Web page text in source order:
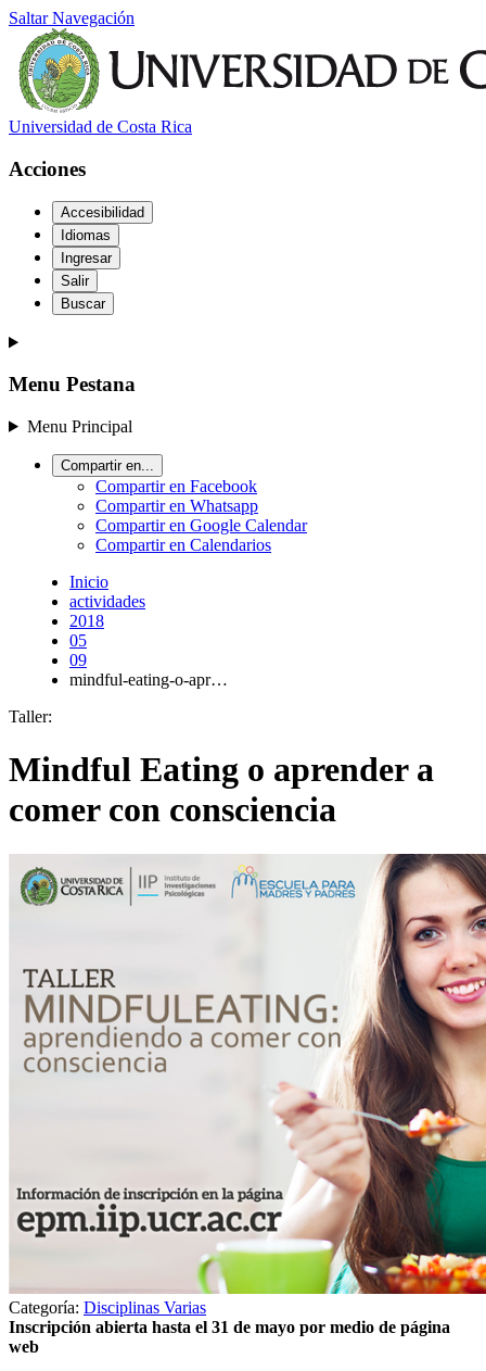
Saltar Navegación
Universidad de Costa Rica
Acciones
Accesibilidad
Idiomas
Ingresar
Salir
Buscar
Menu Pestana
Menu Principal
Compartir en...
Compartir en Facebook
Compartir en Whatsapp
Compartir en Google Calendar
Compartir en Calendarios
Inicio
actividades
2018
05
09
mindful-eating-o-apr…
Taller:
Mindful Eating o aprender a
comer con consciencia
Categoría: Disciplinas Varias
Inscripción abierta hasta el 31 de mayo por medio de página
web